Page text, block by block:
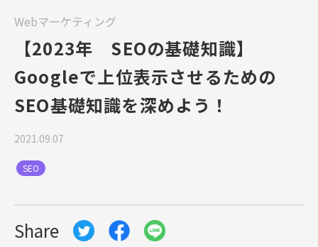
Webマーケティング
【2023年 SEOの基礎知識】
Googleで上位表示させるための
SEO基礎知識を深めよう！
2021.09.07
SEO
Share